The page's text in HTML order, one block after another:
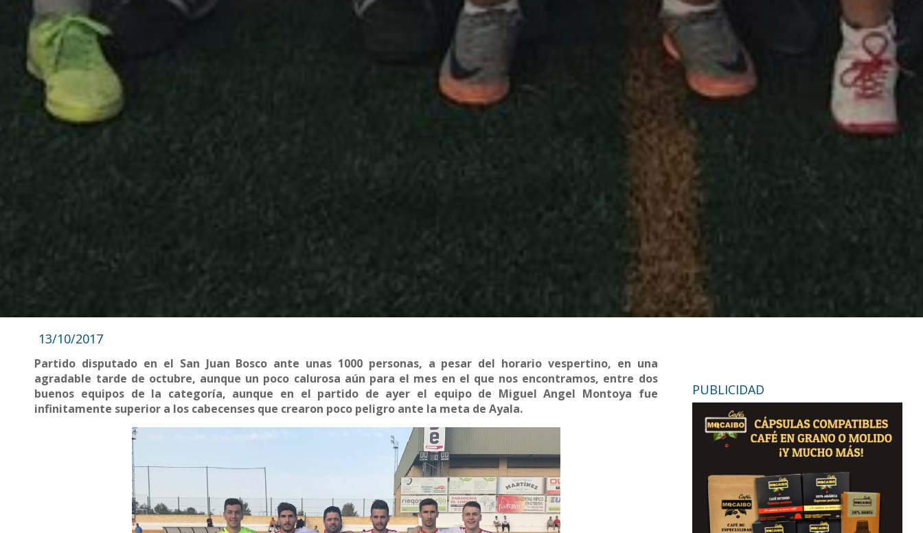
13/10/2017
Partido disputado en el San Juan Bosco ante unas 1000 personas, a pesar del horario vespertino, en una
agradable tarde de octubre, aunque un poco calurosa aún para el mes en el que nos encontramos, entre dos
buenos equipos de la categoría, aunque en el partido de ayer el equipo de Miguel Angel Montoya fue
infinitamente superior a los cabecenses que crearon poco peligro ante la meta de Ayala.
PUBLICIDAD